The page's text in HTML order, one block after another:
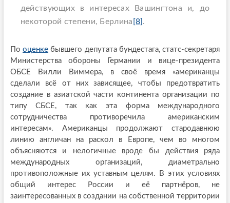
действующих в интересах Вашингтона и, до
некоторой степени, Берлина [8] .
Пооценке бывшего депутата бундестага, статс-секретаря
Министерства обороны Германии и вице-президента
ОБСЕ Вилли Виммера, в своё время «американцы
сделали всё от них зависящее, чтобы предотвратить
создание в азиатской части континента организации по
типу СБСЕ, так как эта форма международного
сотрудничества противоречила американским
интересам». Американцы продолжают стародавнюю
линию англичан на раскол в Европе, чем во многом
объясняются и нелогичные вроде бы действия ряда
международных организаций, диаметрально
противоположные их уставным целям. В этих условиях
общий интерес России и её партнёров, не
заинтересованных в создании на собственной территории